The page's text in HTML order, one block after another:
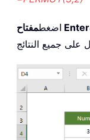
اضغط مفتاح Enter